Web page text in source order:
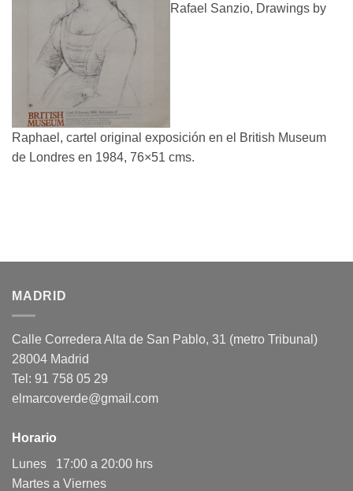
Rafael Sanzio, Drawings by
Raphael, cartel original exposición en el British Museum
de Londres en 1984, 76×51 cms.
MADRID
Calle Corredera Alta de San Pablo, 31 (metro Tribunal)
28004 Madrid
Tel: 91 758 05 29
elmarcoverde@gmail.com
Horario
Lunes 17:00 a 20:00 hrs
Martes a Viernes